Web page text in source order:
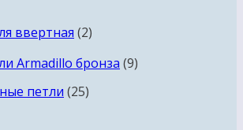
ввертная 22
товара
Armadillo бронза 99
петли 2525